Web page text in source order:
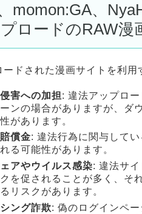
momon:GA、
ロードのRAW漫
ードされた漫画サイトを利
害への加担: 違法アップロ
ンの場合がありますが、ダ
があります。
償金: 違法行為に関与して
る可能性があります。
アやウイルス感染: 違法サ
を促されることが多く、そ
リスクがあります。
ング詐欺: 偽のログインペ